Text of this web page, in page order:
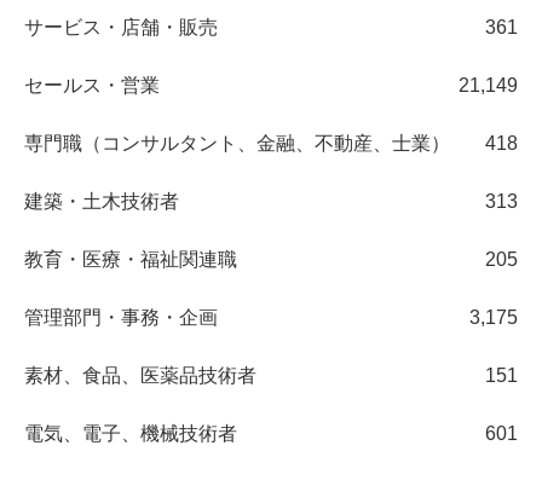
サービス・店舗・販売 361
セールス・営業 21,149
専門職（コンサルタント、金融、不動産、士業） 418
建築・土木技術者 313
教育・医療・福祉関連職 205
管理部門・事務・企画 3,175
素材、食品、医薬品技術者 151
電気、電子、機械技術者 601